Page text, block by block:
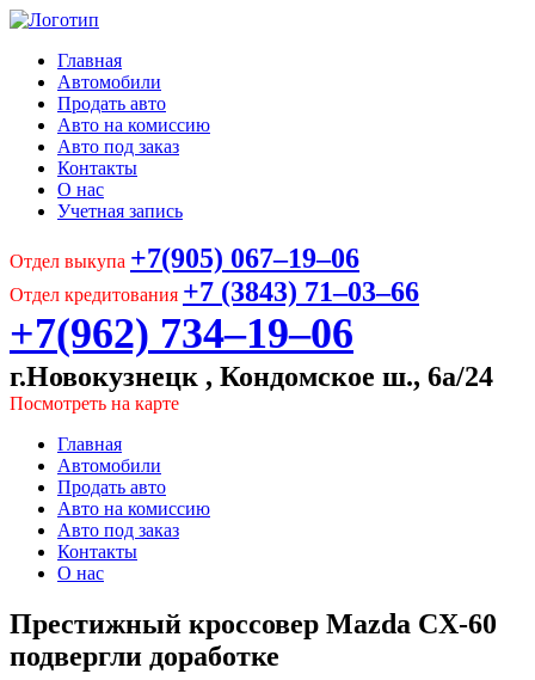
Главная
Автомобили
Продать авто
Авто на комиссию
Авто под заказ
Контакты
О нас
Учетная запись
Отдел выкупа +7(905) 067‒19‒06
Отдел кредитования +7 (3843) 71‒03‒66
+7(962) 734‒19‒06
г.Новокузнецк , Кондомское ш., 6а/24
Посмотреть на карте
Главная
Автомобили
Продать авто
Авто на комиссию
Авто под заказ
Контакты
О нас
Престижный кроссовер Mazda CX-60
подвергли доработке